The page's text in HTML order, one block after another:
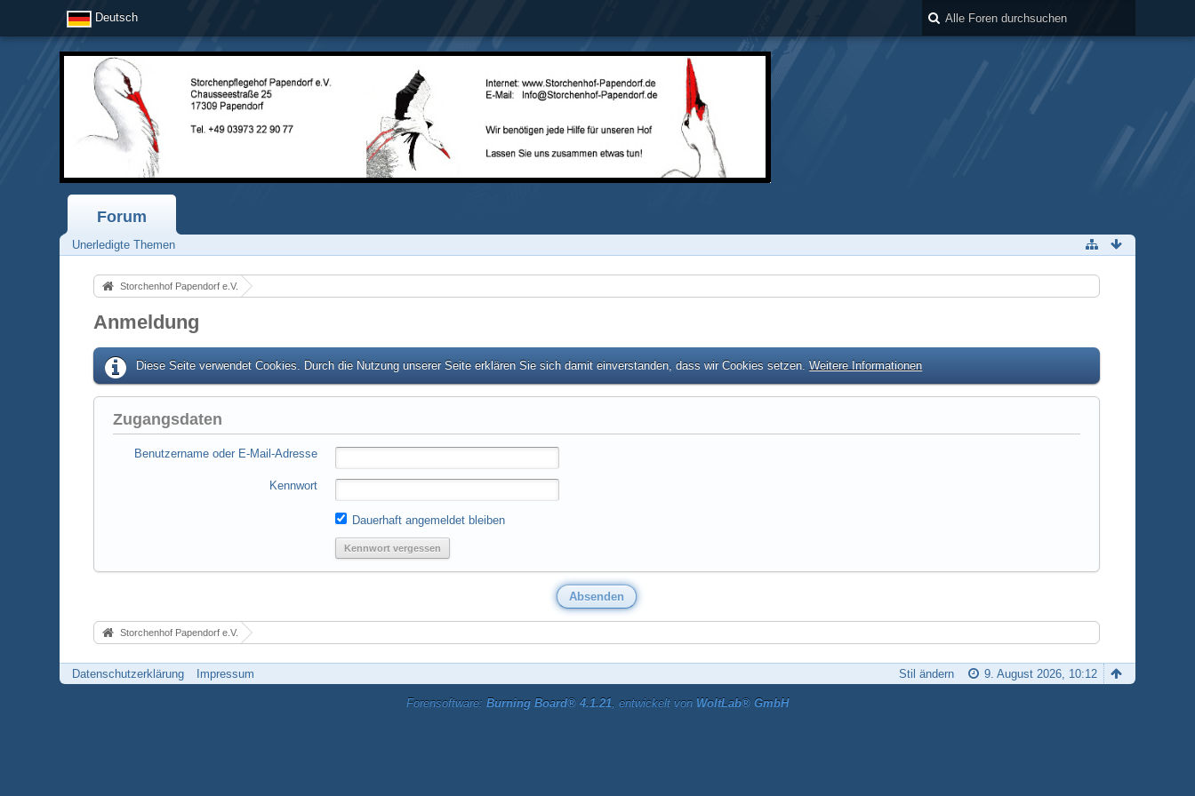
Deutsch
Forum
Unerledigte Themen
Storchenhof Papendorf e.V.
Anmeldung
Diese Seite verwendet Cookies. Durch die Nutzung unserer Seite erklären Sie sich damit einverstanden, dass wir Cookies setzen.Weitere Informationen
Zugangsdaten
Benutzername oder E-Mail-Adresse
Kennwort
Dauerhaft angemeldet bleiben
Kennwort vergessen
Storchenhof Papendorf e.V.
Datenschutzerklärung Impressum 9. August 2026, 10:12
Stil ändern
Forensoftware: Burning Board® 4.1.21, entwickelt von WoltLab® GmbH